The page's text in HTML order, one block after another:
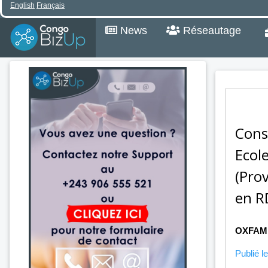
English Français
News Réseautage
en
OXFAM
Publié